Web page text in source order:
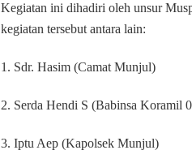
Kegiatan ini dihadiri oleh unsur
kegiatan tersebut antara lain:
1. Sdr. Hasim (Camat Munjul)
2. Serda Hendi S (Babinsa Koramil
3. Iptu Aep (Kapolsek Munjul)